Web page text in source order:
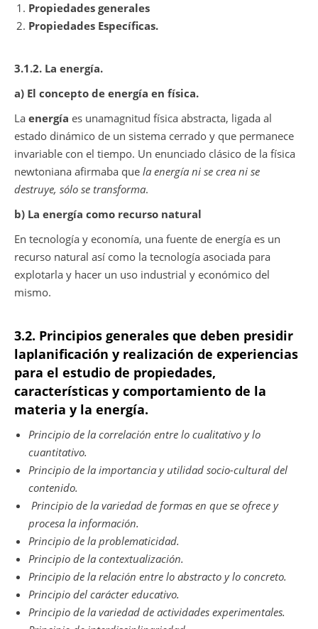
Propiedades generales
Propiedades Específicas.
3.1.2. La energía.
a) El concepto de energía en física.
La energía es unamagnitud física abstracta, ligada al
estado dinámico de un sistema cerrado y que permanece
invariable con el tiempo. Un enunciado clásico de la física
newtoniana afirmaba que la energía ni se crea ni se
destruye, sólo se transforma.
b) La energía como recurso natural
En tecnología y economía, una fuente de energía es un
recurso natural así como la tecnología asociada para
explotarla y hacer un uso industrial y económico del
mismo.
3.2. Principios generales que deben presidir
laplanificación y realización de experiencias
para el estudio de propiedades,
características y comportamiento de la
materia y la energía.
Principio de la correlación entre lo cualitativo y lo
cuantitativo.
Principio de la importancia y utilidad socio-cultural del
contenido.
Principio de la variedad de formas en que se ofrece y
procesa la información.
Principio de la problematicidad.
Principio de la contextualización.
Principio de la relación entre lo abstracto y lo concreto.
Principio del carácter educativo.
Principio de la variedad de actividades experimentales.